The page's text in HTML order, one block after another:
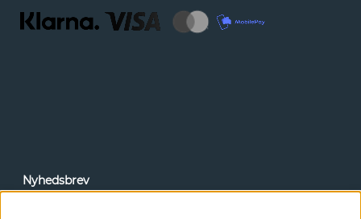
Nyhedsbrev